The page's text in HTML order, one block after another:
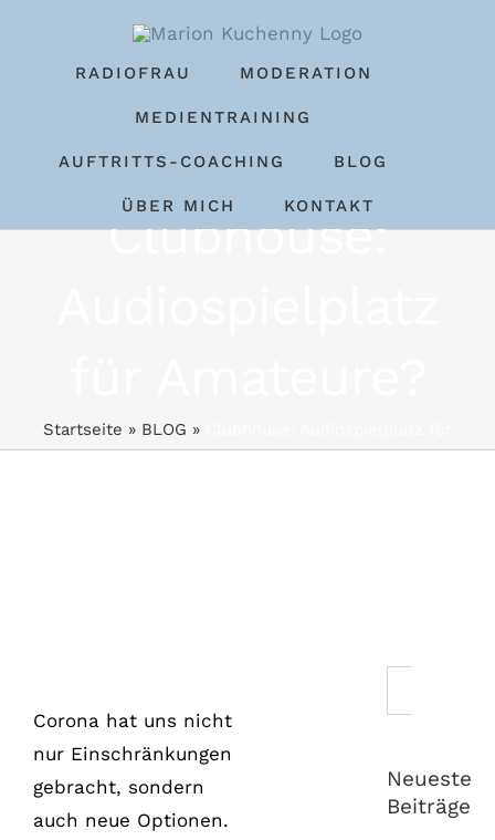
springenRADIOFRAU MODERATION
MEDIENTRAINING
AUFTRITTS-COACHING BLOG
ÜBER MICH KONTAKT
Clubhouse:
Startseite » BLOG »
Corona hat uns nicht
nur Einschränkungen
gebracht, sondern
auch neue Optionen.
nach:
Neueste
Beiträge